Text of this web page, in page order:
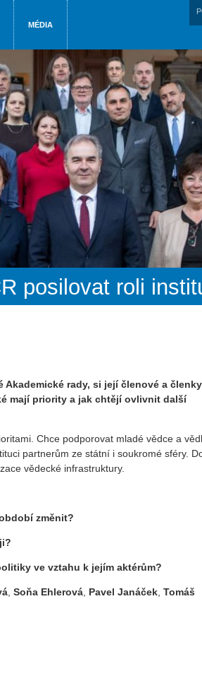
MÉDIA
posilovat roli
Akademické rady, si její členové a členky
mají priority a jak chtějí ovlivnit další
Chce podporovat mladé vědce a
partnerům ze státní i soukromé sféry.
vědecké infrastruktury.
změnit?
ve vztahu k jejím aktérům?
, Soňa Ehlerová, Pavel Janáček, Tomáš